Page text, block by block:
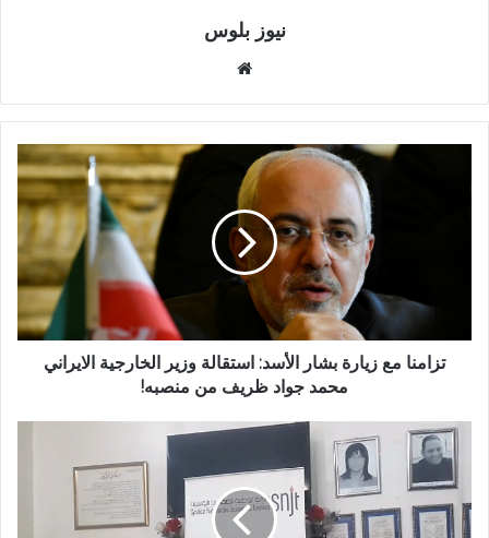
نيوز بلوس
تزامنا مع زيارة بشار الأسد: استقالة وزير الخارجية الايراني
محمد جواد ظريف من منصبه!